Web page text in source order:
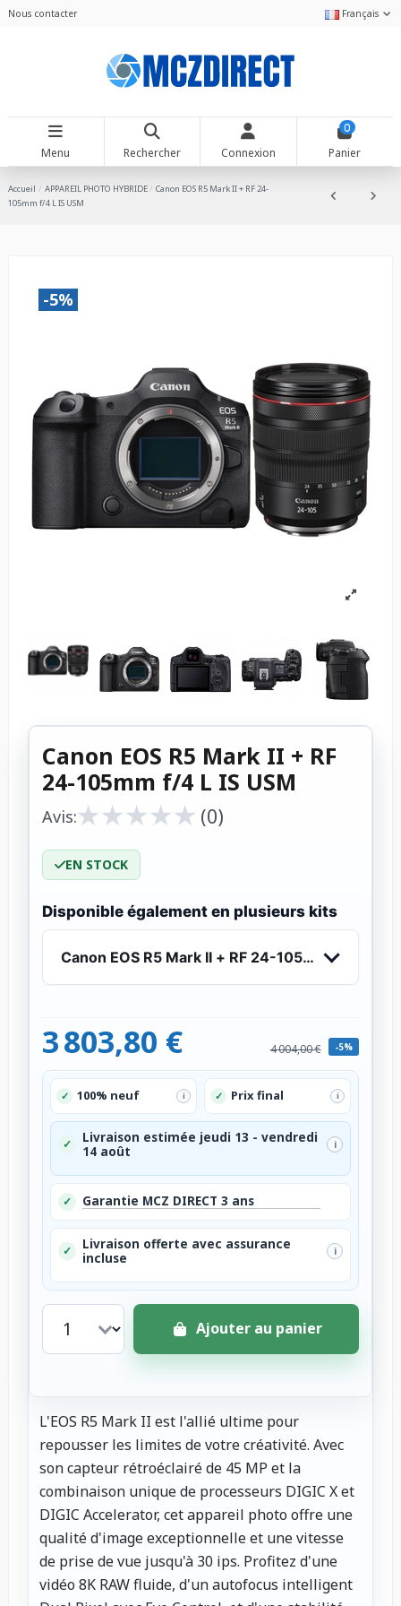
Nous contacter Français
Menu Rechercher Connexion
0
Panier
Accueil APPAREIL PHOTO HYBRIDE
Canon EOS R5 Mark II + RF 24-
105mm f/4 L IS USM
-5%
Canon EOS R5 Mark II + RF
24-105mm f/4 L IS USM
Avis:★
★★
★★
★★
★★
★ (0)
EN STOCK
Disponible également en plusieurs kits
Canon EOS R5 Mark II + RF 24-105mm f/4 L IS
3 803,80 € 4 004,00 € -5%
✓ 100% neuf i ✓ Prix final i
✓
Livraison estimée jeudi 13 - vendredi
14 août
i
✓ Garantie MCZ DIRECT 3 ans
✓
Livraison offerte avec assurance
incluse
i
Ajouter au panier
L'EOS R5 Mark II est l'allié ultime pour
repousser les limites de votre créativité. Avec
son capteur rétroéclairé de 45 MP et la
combinaison unique de processeurs DIGIC X et
DIGIC Accelerator, cet appareil photo offre une
qualité d'image exceptionnelle et une vitesse
de prise de vue jusqu'à 30 ips. Profitez d'une
vidéo 8K RAW fluide, d'un autofocus intelligent